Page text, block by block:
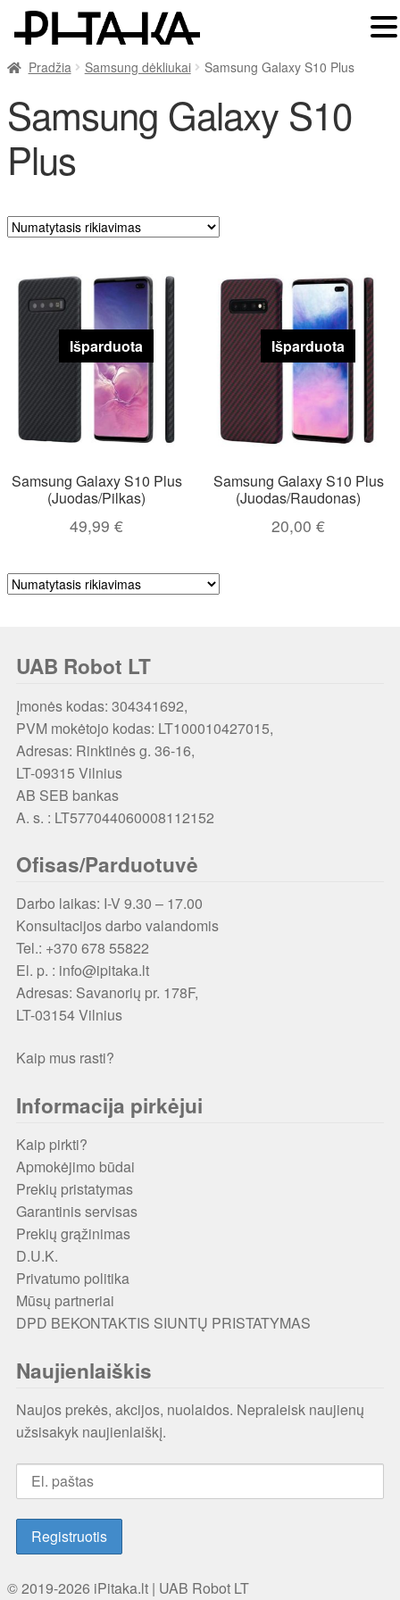
Pradžia Samsung dėkliukai Samsung Galaxy S10 Plus
Samsung Galaxy S10
Plus
Išparduota
Samsung Galaxy S10 Plus
(Juodas/Pilkas)
49,99€
Išparduota
Samsung Galaxy S10 Plus
(Juodas/Raudonas)
20,00€
UAB Robot LT
Įmonės kodas: 304341692,
PVM mokėtojo kodas: LT100010427015,
Adresas: Rinktinės g. 36-16,
LT-09315 Vilnius
AB SEB bankas
A. s. : LT577044060008112152
Ofisas/Parduotuvė
Darbo laikas: I-V 9.30 – 17.00
Konsultacijos darbo valandomis
Tel.: +370 678 55822
El. p. : info@ipitaka.lt
Adresas: Savanorių pr. 178F,
LT-03154 Vilnius
Kaip mus rasti?
Informacija pirkėjui
Kaip pirkti?
Apmokėjimo būdai
Prekių pristatymas
Garantinis servisas
Prekių grąžinimas
D.U.K.
Privatumo politika
Mūsų partneriai
DPD BEKONTAKTIS SIUNTŲ PRISTATYMAS
Naujienlaiškis
Naujos prekės, akcijos, nuolaidos. Nepraleisk naujienų
užsisakyk naujienlaiškį.
© 2019-2026 iPitaka.lt | UAB Robot LT